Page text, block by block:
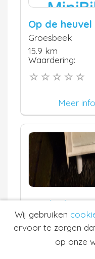
Op de heuvel
Groesbeek
15.9 km
Waardering:
Meer
Dinybieb
Oirlo
16.1 km
Waardering:
Wij gebruiken
ervoor te zorgen
op onze